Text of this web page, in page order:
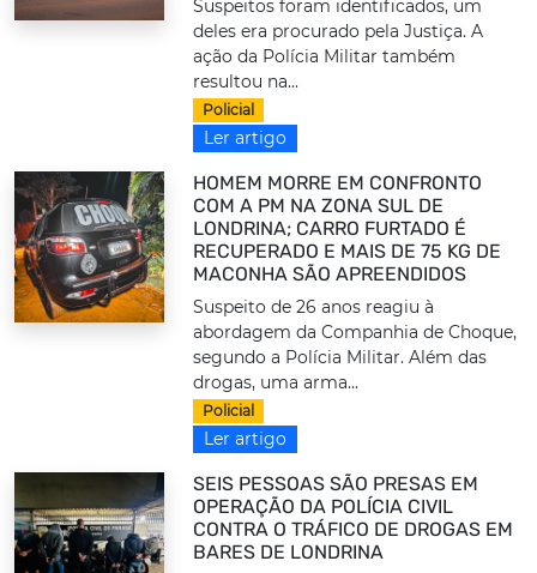
Suspeitos foram identificados, um
deles era procurado pela Justiça. A
ação da Polícia Militar também
resultou na...
Policial
Ler artigo
HOMEM MORRE EM CONFRONTO
COM A PM NA ZONA SUL DE
LONDRINA; CARRO FURTADO É
RECUPERADO E MAIS DE 75 KG DE
MACONHA SÃO APREENDIDOS
Suspeito de 26 anos reagiu à
abordagem da Companhia de Choque,
segundo a Polícia Militar. Além das
drogas, uma arma...
Policial
Ler artigo
SEIS PESSOAS SÃO PRESAS EM
OPERAÇÃO DA POLÍCIA CIVIL
CONTRA O TRÁFICO DE DROGAS EM
BARES DE LONDRINA